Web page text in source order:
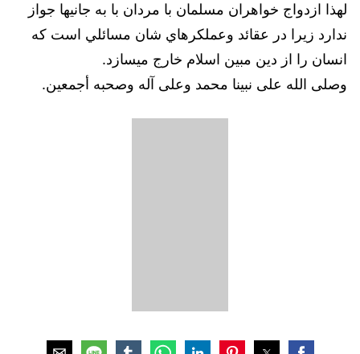
لهذا ازدواج خواهران مسلمان با مردان با به جانيها جواز
ندارد زيرا در عقائد وعملكرهاي شان مسائلي است كه
انسان را از دين مبين اسلام خارج ميسازد.
وصلى الله على نبينا محمد وعلى آله وصحبه أجمعين.